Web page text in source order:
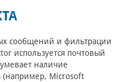
сообщений и фильтрации
используется почтовый
наличие
(например, Microsoft